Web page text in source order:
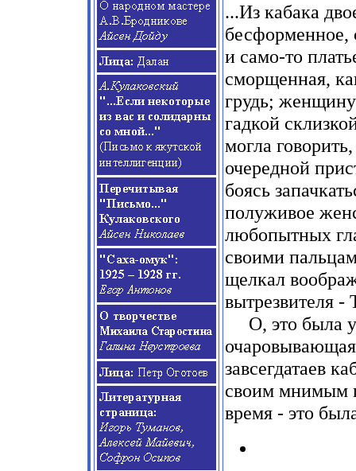
...Из кабака
бесформенное,
и само-то
сморщенная,
грудь;
гадкой
могла
очередной
боясь
полуживое
любопытных
своими
щелкал
вытрезвителя -
О, это была
завсегдатаев
своим мнимым
время - это